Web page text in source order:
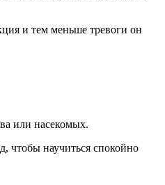
и тем меньше тревоги он
или насекомых.
чтобы научиться спокойно